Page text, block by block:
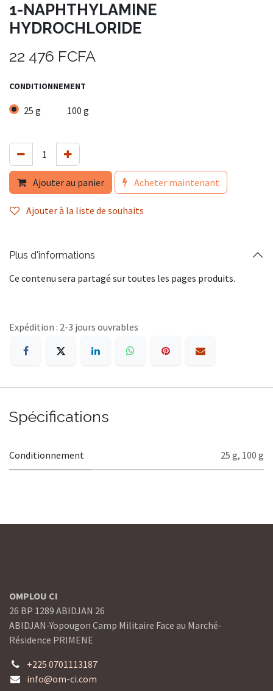
1-NAPHTHYLAMINE
HYDROCHLORIDE
22 476 FCFA
CONDITIONNEMENT
25 g 100 g
Ajouter au panier Acheter maintenant
Ajouter à la liste de souhaits
Plus d'informations
Ce contenu sera partagé sur toutes les pages produits.
Expédition : 2-3 jours ouvrables
Spécifications
Conditionnement 25 g, 100 g
OMPLOU CI
26 BP 1289 ABIDJAN 26
ABIDJAN-Yopougon Camp Militaire Face au Marché-
Résidence PRIMENE
+225 0701113187
info@om-ci.com